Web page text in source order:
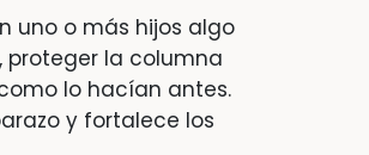
uno o más hijos algo
proteger la columna
lo hacían antes.
y fortalece los